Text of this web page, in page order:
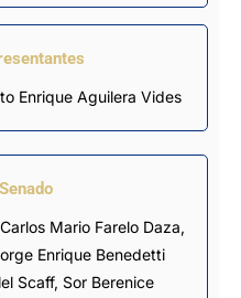
Enrique Aguilera Vides
Carlos Mario Farelo Daza,
Enrique Benedetti
Scaff, Sor Berenice